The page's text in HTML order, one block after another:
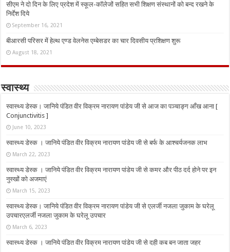
सीएम ने दो दिन के लिए प्रदेश में स्कूल-कॉलेजों सहित सभी शिक्षण संस्थानों को बन्द रखने के
निर्देश दिये
September 16, 2021
बीआरसी परिसर में हेल्थ एण्ड वेलनेस एम्बेसडर का चार दिवसीय प्रशिक्षण शुरू
August 18, 2021
स्वास्थ्य
स्वास्थ्य डेस्क। जानिये पंडित वीर विक्रम नारायण पांडेय जी से आज का पञ्चाङ्ग आँख आना [
Conjunctivitis ]
June 10, 2023
स्वास्थ्य डेस्क । जानिये पंडित वीर विक्रम नारायण पांडेय जी से बर्फ के आश्चर्यजनक लाभ
March 22, 2023
स्वास्थ्य डेस्क । जानिये पंडित वीर विक्रम नारायण पांडेय जी से कमर और पीठ दर्द होने पर इन
नुस्‍खों को अजमाएं
March 15, 2023
स्वास्थ्य डेस्क। जानिये पंडित वीर विक्रम नारायण पांडेय जी से एलर्जी नजला जुकाम के घरेलू
उपचारएलर्जी नजला जुकाम के घरेलू उपचार
March 6, 2023
स्वास्थ्य डेस्क । जानिये पंडित वीर विक्रम नारायण पांडेय जी से दही कब बन जाता जहर